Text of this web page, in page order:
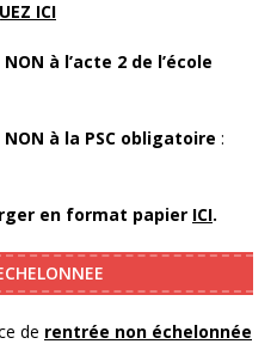
ICI
NON à l’acte 2 de l’école
NON à la PSC obligatoire :
en format papier ICI.
de rentrée non échelonnée